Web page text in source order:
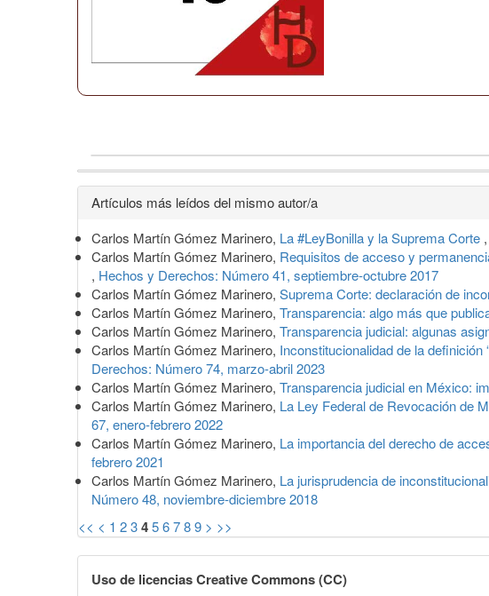
Detalles
del
artículo
Artículos más leídos del mismo autor/a
Carlos Martín Gómez Marinero, La #LeyBonilla y la Suprema Corte ,
Carlos Martín Gómez Marinero, Requisitos de acceso y
, Hechos y Derechos: Número 41, septiembre-octubre 2017
Carlos Martín Gómez Marinero, Suprema Corte: declaración de
Carlos Martín Gómez Marinero, Transparencia: algo más que
Carlos Martín Gómez Marinero, Transparencia judicial: algunas
Carlos Martín Gómez Marinero, Inconstitucionalidad de la
Derechos: Número 74, marzo-abril 2023
Carlos Martín Gómez Marinero, Transparencia judicial en México:
Carlos Martín Gómez Marinero, La Ley Federal de Revocación de
67, enero-febrero 2022
Carlos Martín Gómez Marinero, La importancia del derecho de
febrero 2021
Carlos Martín Gómez Marinero, La jurisprudencia de
Número 48, noviembre-diciembre 2018
<< < 1 23456789 > >>
Uso de licencias Creative Commons (CC)